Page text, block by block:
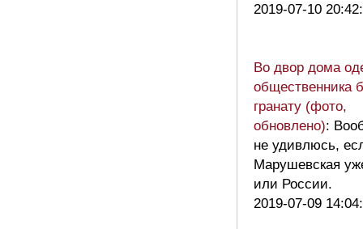
2019-07-10
Во двор дома
общественника
гранату (фото,
обновлено):
не удивлюсь,
Марушевская
или России.
2019-07-09